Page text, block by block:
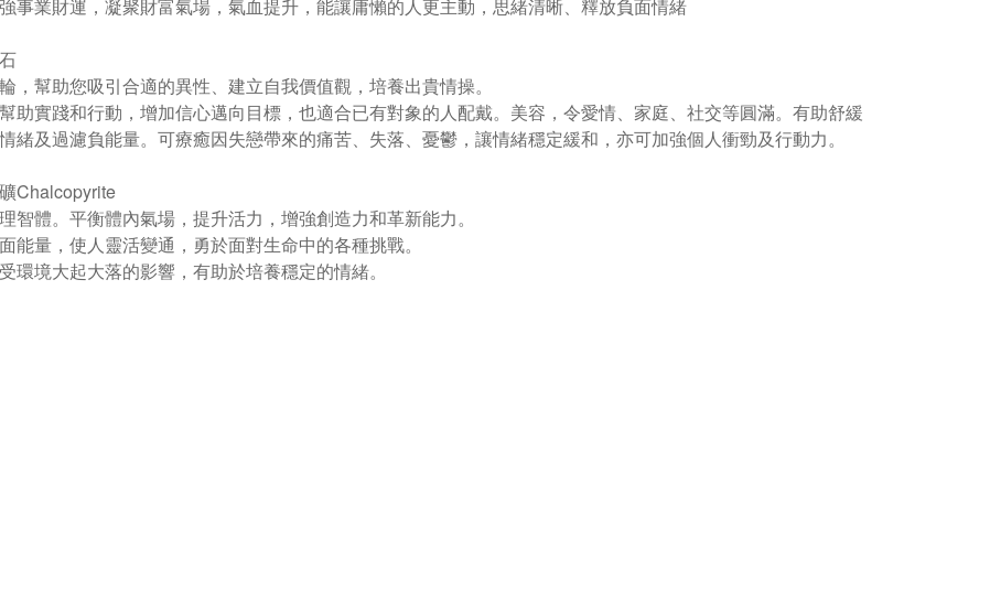
事業財運，凝聚財富氣場，氣血提升，能讓庸懶的人更主動，思緒清晰、釋放負面情緒
，幫助您吸引合適的異性、建立自我價值觀，培養出貴情操。
助實踐和行動，增加信心邁向目標，也適合已有對象的人配戴。美容，令愛情、家庭、社交等圓滿。有助舒緩
緒及過濾負能量。可療癒因失戀帶來的痛苦、失落、憂鬱，讓情緒穩定緩和，亦可加強個人衝勁及行動力。
Chalcopyrite
智體。平衡體內氣場，提升活力，增強創造力和革新能力。
能量，使人靈活變通，勇於面對生命中的各種挑戰。
環境大起大落的影響，有助於培養穩定的情緒。